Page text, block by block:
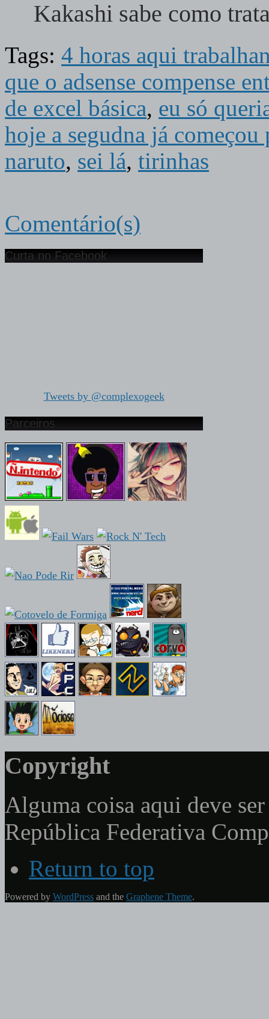
Kakashi sabe como
Tags: 4 horas aqui
que o adsense compense
de excel básica, eu só
hoje a segudna já começou
naruto, sei lá, tirinhas
Comentário(s)
Curta no Facebook
Tweets by @complexogeek
Parceiros
Copyright
Alguma coisa aqui deve
República Federativa
Return to top
Powered by WordPress and the Graphene Theme.